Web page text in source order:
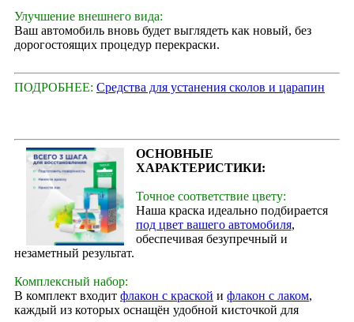
Улучшение внешнего вида:
Ваш автомобиль вновь будет выглядеть как новый, без
дорогостоящих процедур перекраски.
ПОДРОБНЕЕ: Средства для устанения сколов и царапин
ОСНОВНЫЕ
ХАРАКТЕРИСТИКИ:
Точное соответствие цвету:
Наша краска идеально подбирается
под цвет вашего автомобиля,
обеспечивая безупречный и
незаметный результат.
Комплексный набор:
В комплект входит флакон с краской и флакон с лаком,
каждый из которых оснащён удобной кисточкой для